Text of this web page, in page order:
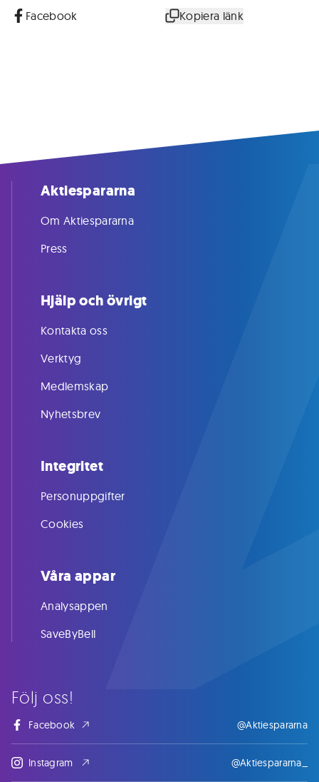
Facebook Kopiera länk
Följ oss!
Facebook @Aktiespararna
Instagram @Aktiespararna_
Aktiespararna
Om Aktiespararna
Press
Hjälp och övrigt
Kontakta oss
Verktyg
Medlemskap
Nyhetsbrev
Integritet
Personuppgifter
Cookies
Våra appar
Analysappen
SaveByBell